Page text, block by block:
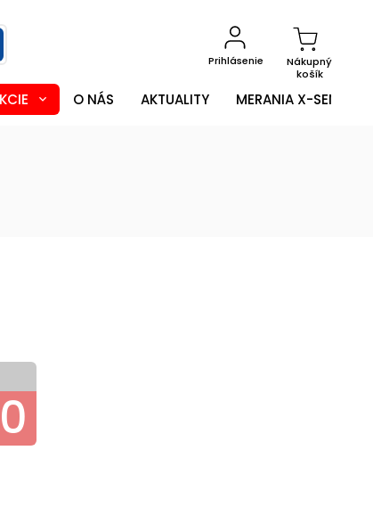
Nákupný
košík
Prihlásenie
O NÁS AKTUALITY MERANIA X-SENSOR